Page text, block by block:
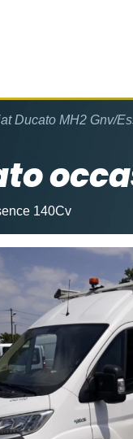
Ducato MH2 Gnv/
140Cv